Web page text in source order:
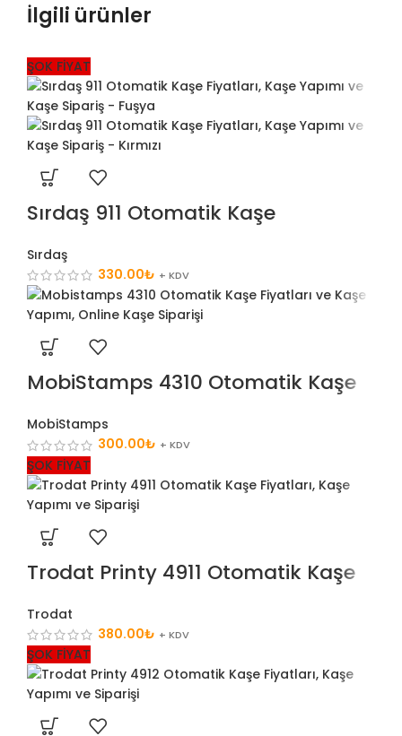
İlgili ürünler
ŞOK FİYAT
Sırdaş 911 Otomatik Kaşe
Sırdaş
330.00₺ + KDV
MobiStamps 4310 Otomatik Kaşe
MobiStamps
300.00₺ + KDV
ŞOK FİYAT
Trodat Printy 4911 Otomatik Kaşe
Trodat
380.00₺ + KDV
ŞOK FİYAT